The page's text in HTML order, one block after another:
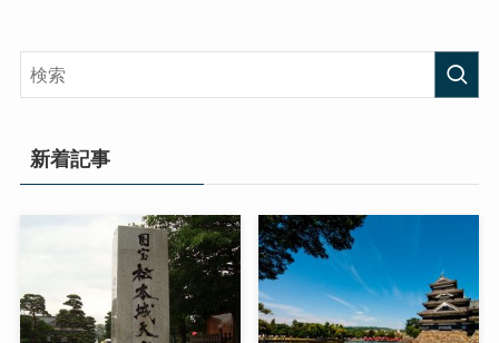
新着記事